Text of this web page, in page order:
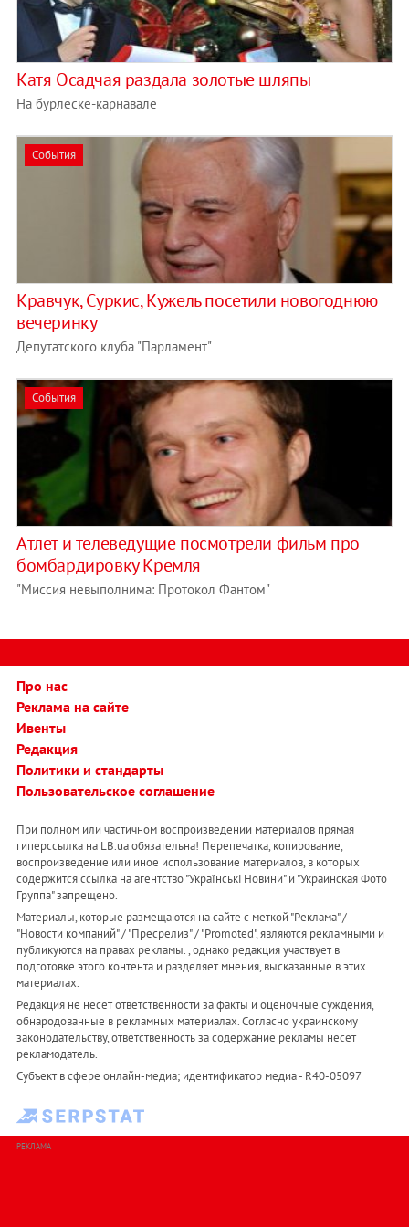
Катя Осадчая раздала золотые шляпы
На бурлеске-карнавале
События
Кравчук, Суркис, Кужель посетили новогоднюю
вечеринку
Депутатского клуба "Парламент"
События
Атлет и телеведущие посмотрели фильм про
бомбардировку Кремля
"Миссия невыполнима: Протокол Фантом"
Про нас
Реклама на сайте
Ивенты
Редакция
Политики и стандарты
Пользовательское соглашение
При полном или частичном воспроизведении материалов прямая
гиперссылка на LB.ua обязательна! Перепечатка, копирование,
воспроизведение или иное использование материалов, в которых
содержится ссылка на агентство "Українськi Новини" и "Украинская Фото
Группа" запрещено.
Материалы, которые размещаются на сайте с меткой "Реклама" /
"Новости компаний" / "Пресрелиз" / "Promoted", являются рекламными и
публикуются на правах рекламы. , однако редакция участвует в
подготовке этого контента и разделяет мнения, высказанные в этих
материалах.
Редакция не несет ответственности за факты и оценочные суждения,
обнародованные в рекламных материалах. Согласно украинскому
законодательству, ответственность за содержание рекламы несет
рекламодатель.
Субъект в сфере онлайн-медиа; идентификатор медиа - R40-05097
РЕКЛАМА